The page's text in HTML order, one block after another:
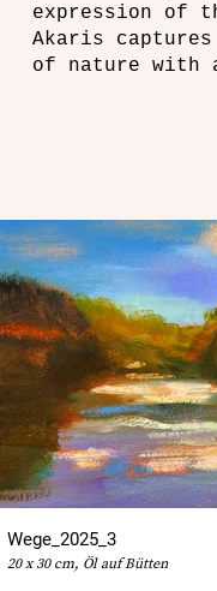
expression of
Akaris
of nature with
Wege_2025_3
20 x 30 cm, Öl auf Bütten